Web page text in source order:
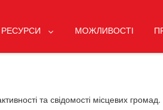
РЕСУРСИ МОЖЛИВОСТІ
та свідомості місцевих громад.